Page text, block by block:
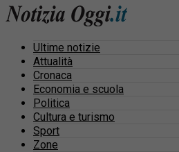
Ultime notizie
Attualità
Cronaca
Economia e scuola
Politica
Cultura e turismo
Sport
Zone